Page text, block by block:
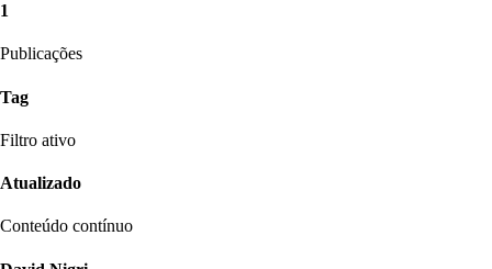
1
Publicações
Tag
Filtro ativo
Atualizado
Conteúdo contínuo